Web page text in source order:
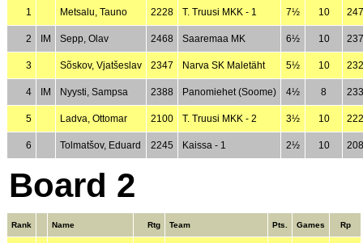
1 Metsalu, Tauno 2228 T. Truusi MKK - 1 7½ 10
2 IM Sepp, Olav 2468 Saaremaa MK 6½ 10
3 Sõskov, Vjatšeslav 2347 Narva SK Maletäht 5½ 10
4 IM Nyysti, Sampsa 2388 Panomiehet (Soome) 4½ 8
5 Ladva, Ottomar 2100 T. Truusi MKK - 2 3½ 10
6 Tolmatšov, Eduard 2245 Kaissa - 1 2½ 10
Board 2
Rank Name Rtg Team Pts. Games Rp